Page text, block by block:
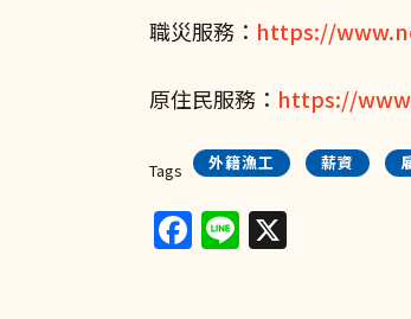
職災服務： https://
原住民服務： https://
Tags 外籍漁工 薪資
Facebook
Line